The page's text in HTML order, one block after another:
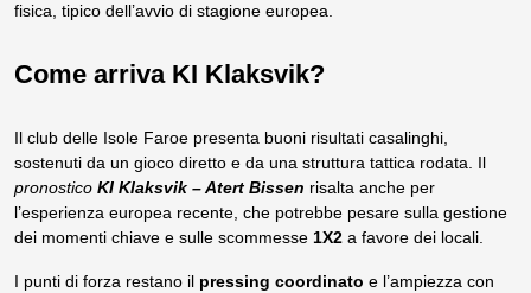
fisica, tipico dell’avvio di stagione europea.
Come arriva KI Klaksvik?
Il club delle Isole Faroe presenta buoni risultati casalinghi,
sostenuti da un gioco diretto e da una struttura tattica rodata. Il
pronostico KI Klaksvik – Atert Bissen risalta anche per
l’esperienza europea recente, che potrebbe pesare sulla gestione
dei momenti chiave e sulle scommesse 1X2 a favore dei locali.
I punti di forza restano il pressing coordinato e l’ampiezza con